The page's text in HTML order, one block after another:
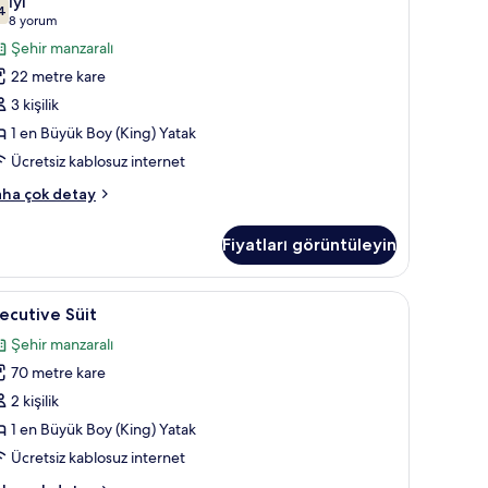
/ 10
8 yorum
(8
yorum)
Şehir manzaralı
22 metre kare
3 kişilik
1 en Büyük Boy (King) Yatak
Ücretsiz kablosuz internet
çok detay
Fiyatları görüntüleyin
odada kasa, masa, güneşlik/perdeExecutive Süit | Kaliteli yatak takımı, odada
7 Süit
Şehir manzaralı
70 metre kare
2 kişilik
1 en Büyük Boy (King) Yatak
Ücretsiz kablosuz internet